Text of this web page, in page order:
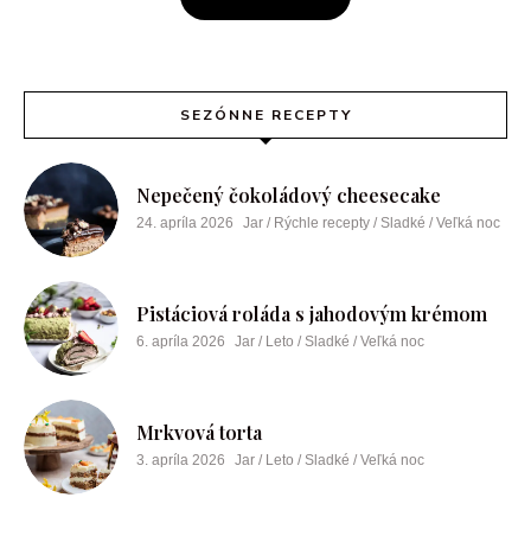
SEZÓNNE RECEPTY
Nepečený čokoládový cheesecake
24. apríla 2026 Jar / Rýchle recepty / Sladké / Veľká noc
Pistáciová roláda s jahodovým krémom
6. apríla 2026 Jar / Leto / Sladké / Veľká noc
Mrkvová torta
3. apríla 2026 Jar / Leto / Sladké / Veľká noc